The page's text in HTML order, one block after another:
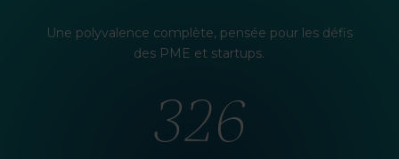
Une polyvalence complète, pensée pour les défis
des PME et startups.
360°